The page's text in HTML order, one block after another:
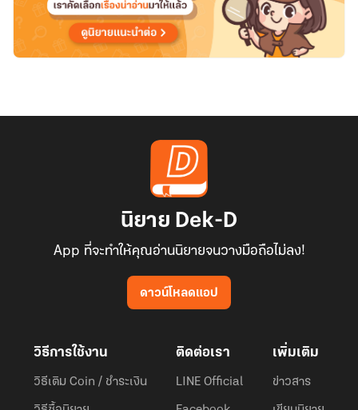
นิยาย Dek-D
App ที่จะทำให้คุณอ่านนิยายจนวางมือถือไม่ลง!
ดาวน์โหลดแอป
วิธีการใช้งาน
วิธีเติม Coin / ชำระเงิน
ติดต่อเรา
LINE Official
เพิ่มเติม
ข่าวสาร